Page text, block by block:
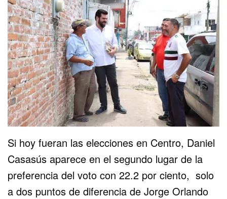
Si hoy fueran las elecciones en Centro, Daniel
Casasús aparece en el segundo lugar de la
preferencia del voto con 22.2 por ciento, solo
a dos puntos de diferencia de Jorge Orlando